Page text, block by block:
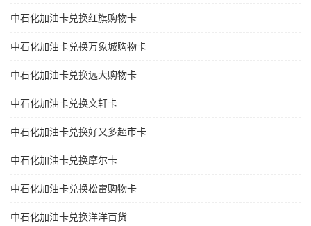
中石化加油卡兑换红旗购物卡
中石化加油卡兑换万象城购物卡
中石化加油卡兑换远大购物卡
中石化加油卡兑换文轩卡
中石化加油卡兑换好又多超市卡
中石化加油卡兑换摩尔卡
中石化加油卡兑换松雷购物卡
中石化加油卡兑换洋洋百货